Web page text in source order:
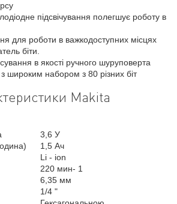
підсвічування полегшує роботу в
для роботи в важкодоступних місцях
біти.
в якості ручного шуруповерта
широким набором з 80 різних біт
Makita
3,6 У
1,5 Ач
Li - ion
220 мин- 1
6,35 мм
1/4 "